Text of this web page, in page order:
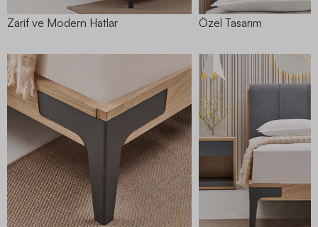
Zarif ve Modern Hatlar Özel Tasarım